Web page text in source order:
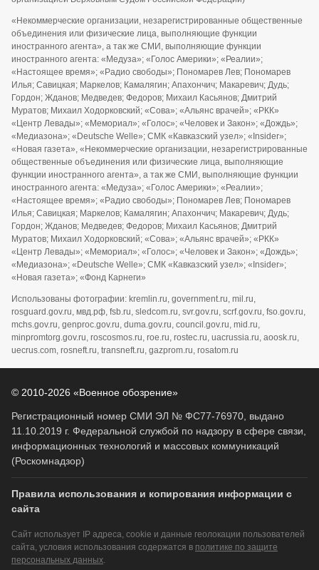
«Некоммерческие организации, незарегистрированные общественные
объединения или физические лица, выполняющие функции
иностранного агента», а так же СМИ, выполняющие функции
иностранного агента: «Медуза»; «Голос Америки»; «Реалии»;
«Настоящее время»; «Радио свободы»; Пономарев Лев; Пономарев
Илья; Савицкая; Маркелов; Камалягин; Апахончич; Макаревич; Дудь;
Гордон; Жданов; Медведев; Федоров; Михаил Касьянов; Дмитрий
Муратов; Михаил Ходорковский; «Сова»; «Альянс врачей»; «РКК»
«Центр Левады»; «Мемориал»; «Голос»; «Человек и Закон»; «Дождь»;
«Медиазона»; «Deutsche Welle»; СМК «Кавказский узел»; «Insider»;
«Новая газета», «Некоммерческие организации, незарегистрированные
общественные объединения или физические лица, выполняющие
функции иностранного агента», а так же СМИ, выполняющие функции
иностранного агента: «Медуза»; «Голос Америки»; «Реалии»;
«Настоящее время»; «Радио свободы»; Пономарев Лев; Пономарев
Илья; Савицкая; Маркелов; Камалягин; Апахончич; Макаревич; Дудь;
Гордон; Жданов; Медведев; Федоров; Михаил Касьянов; Дмитрий
Муратов; Михаил Ходорковский; «Сова»; «Альянс врачей»; «РКК»
«Центр Левады»; «Мемориал»; «Голос»; «Человек и Закон»; «Дождь»;
«Медиазона»; «Deutsche Welle»; СМК «Кавказский узел»; «Insider»;
«Новая газета»; «Фонд Карнеги»
Использованы фотографии: kremlin.ru, government.ru, mil.ru,
rosguard.gov.ru, мвд.рф, fsb.ru, sledcom.ru, svr.gov.ru, scrf.gov.ru, fso.gov.ru,
mchs.gov.ru, genproc.gov.ru, duma.gov.ru, council.gov.ru, mid.ru,
minpromtorg.gov.ru, roscosmos.ru, roe.ru, rostec.ru, uacrussia.ru, aoosk.ru,
uecrus.com, rosneft.ru, transneft.ru, gazprom.ru, rosatom.ru
© 2010-2026 «Военное обозрение»
Регистрационный номер СМИ ЭЛ № ФС77-76970, выдано
11.10.2019 г. Федеральной службой по надзору в сфере связи,
информационных технологий и массовых коммуникаций
(Роскомнадзор)
Правила использования и копирования информации с
сайта
Сайт использует IP адреса, cookie и данные геолокации пользователей
сайта, условия использования содержатся в политике по защите
персональных данных.